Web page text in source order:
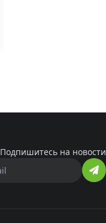
Подпишитесь на новости